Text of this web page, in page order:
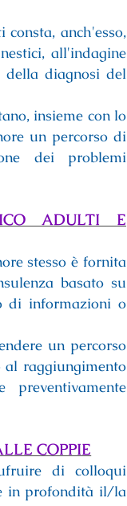
anch'esso,
all'indagine
diagnosi del
insieme con lo
un percorso di
dei problemi
ADULTI E
stesso è fornita
basato su
di informazioni o
un percorso
al raggiungimento
COPPIE
di colloqui
in profondità il/la